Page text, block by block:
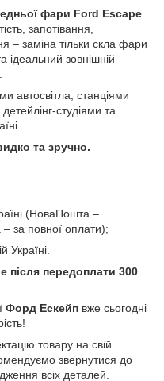
фари Ford Escape
запотівання,
– заміна тільки скла фари
ідеальний зовнішній
автосвітла, станціями
студіями та
та зручно.
(НоваПошта –
за повної оплати);
Україні.
після передоплати 300
Форд Ескейп вже сьогодні
товару на свій
звернутися до
всіх деталей.